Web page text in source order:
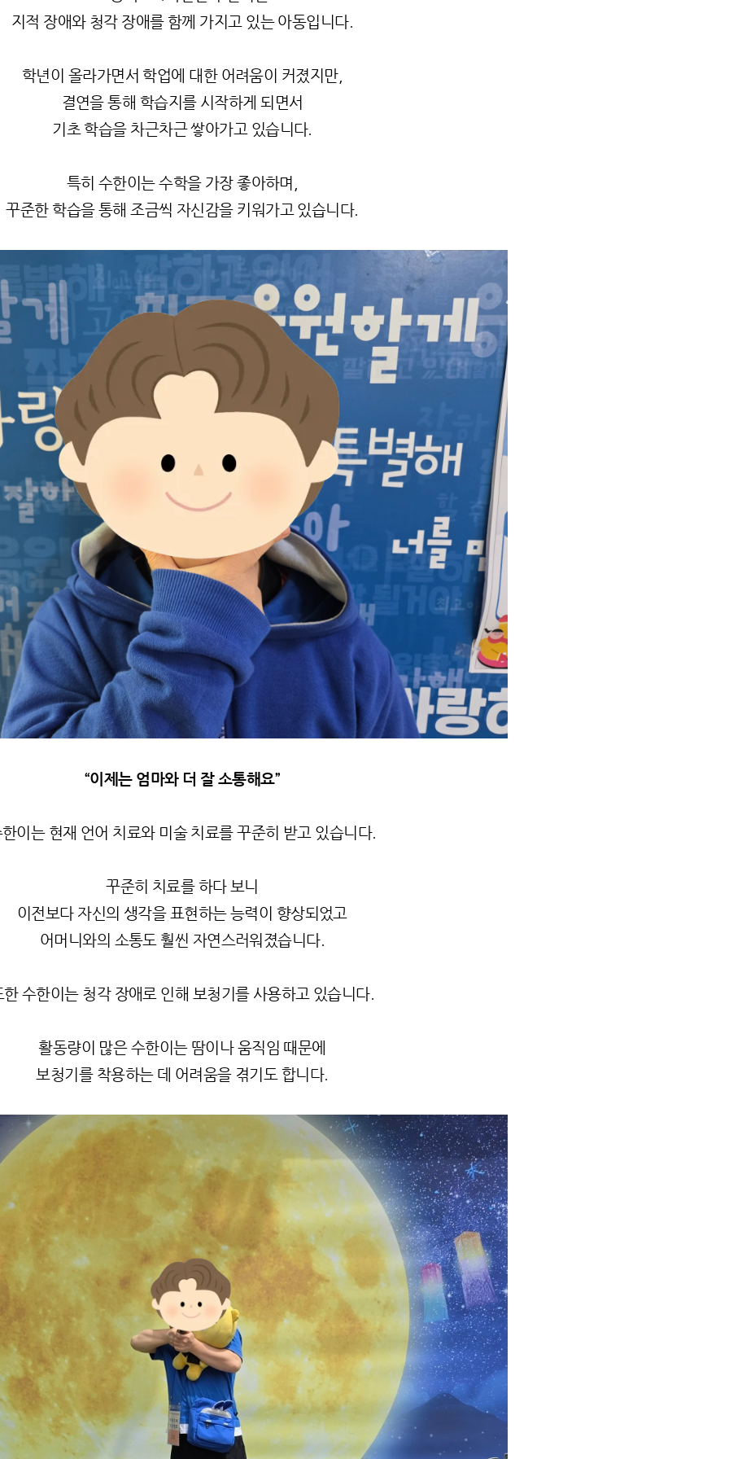
지적 장애와 청각 장애를 함께 가지고 있는 아동입니다.
학년이 올라가면서 학업에 대한 어려움이 커졌지만,
결연을 통해 학습지를 시작하게 되면서
기초 학습을 차근차근 쌓아가고 있습니다.
특히 수한이는 수학을 가장 좋아하며
꾸준한 학습을 통해 조금씩 자신감을 키워가고 있습니다.
“이제는 엄마와 더 잘 소통해요”
이는 현재 언어 치료와 미술 치료를 꾸준히 받고 있습니다.
꾸준히 치료를 하다 보니
이전보다 자신의 생각을 표현하는 능력이 향상되었고
어머니와의 소통도 훨씬 자연스러워졌습니다.
한 수한이는 청각 장애로 인해 보청기를 사용하고 있습니다.
활동량이 많은 수한이는 땀이나 움직임 때문에
보청기를 착용하는 데 어려움을 겪기도 합니다.